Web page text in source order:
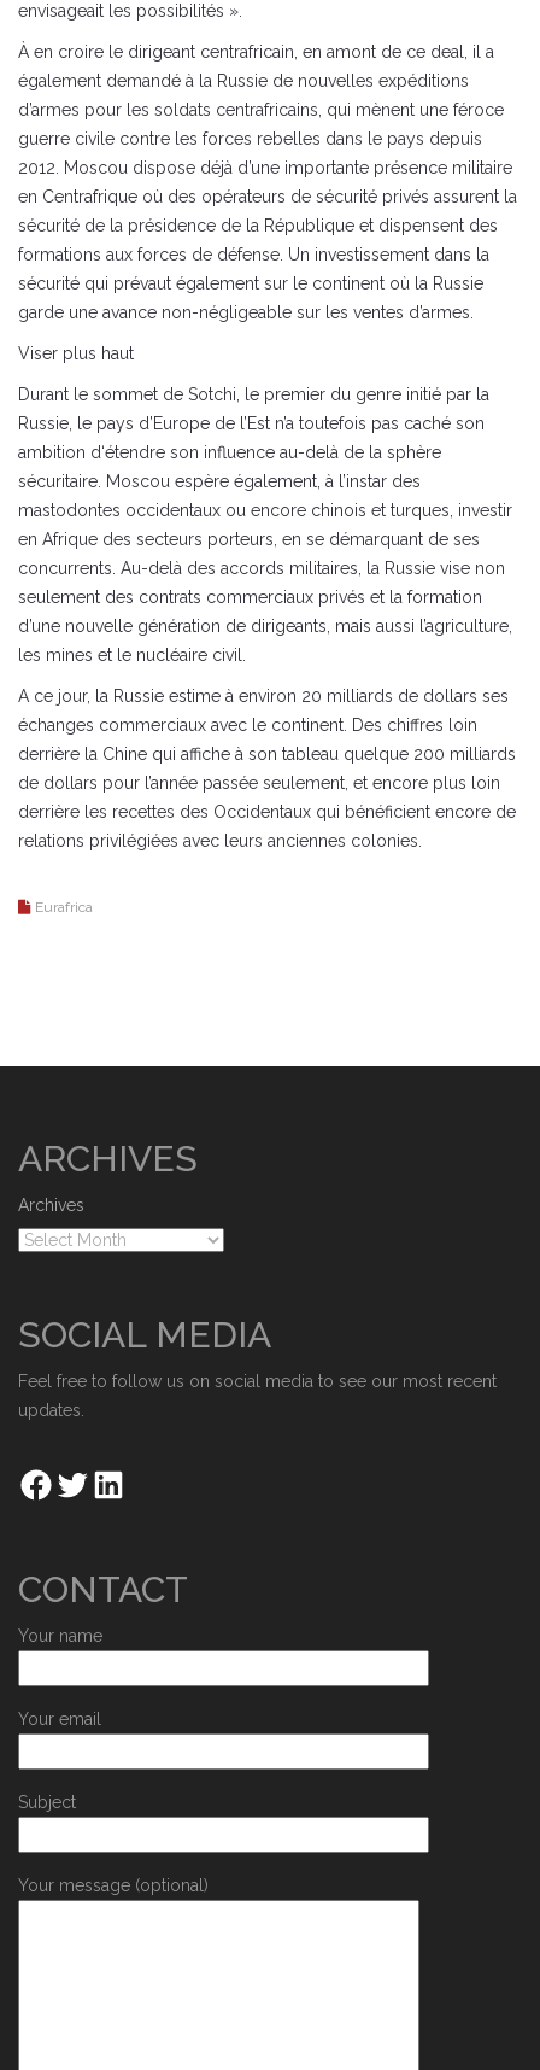
envisageait les possibilités ».
À en croire le dirigeant centrafricain, en amont de ce deal, il a
également demandé à la Russie de nouvelles expéditions
d’armes pour les soldats centrafricains, qui mènent une féroce
guerre civile contre les forces rebelles dans le pays depuis
2012. Moscou dispose déjà d’une importante présence militaire
en Centrafrique où des opérateurs de sécurité privés assurent la
sécurité de la présidence de la République et dispensent des
formations aux forces de défense. Un investissement dans la
sécurité qui prévaut également sur le continent où la Russie
garde une avance non-négligeable sur les ventes d’armes.
Viser plus haut
Durant le sommet de Sotchi, le premier du genre initié par la
Russie, le pays d’Europe de l’Est n’a toutefois pas caché son
ambition d‘étendre son influence au-delà de la sphère
sécuritaire. Moscou espère également, à l’instar des
mastodontes occidentaux ou encore chinois et turques, investir
en Afrique des secteurs porteurs, en se démarquant de ses
concurrents. Au-delà des accords militaires, la Russie vise non
seulement des contrats commerciaux privés et la formation
d’une nouvelle génération de dirigeants, mais aussi l’agriculture,
les mines et le nucléaire civil.
A ce jour, la Russie estime à environ 20 milliards de dollars ses
échanges commerciaux avec le continent. Des chiffres loin
derrière la Chine qui affiche à son tableau quelque 200 milliards
de dollars pour l’année passée seulement, et encore plus loin
derrière les recettes des Occidentaux qui bénéficient encore de
relations privilégiées avec leurs anciennes colonies.
Eurafrica
ARCHIVES
Archives
SOCIAL MEDIA
Feel free to follow us on social media to see our most recent
updates.
CONTACT
Your name
Your email
Subject
Your message (optional)